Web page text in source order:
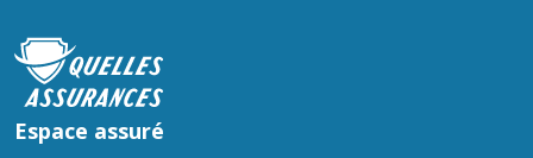
Espace assuré